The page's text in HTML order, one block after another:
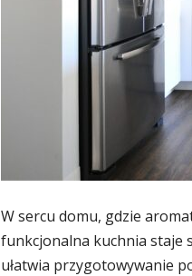
W sercu domu, gdzie
funkcjonalna kuchnia staje
ułatwia przygotowywanie